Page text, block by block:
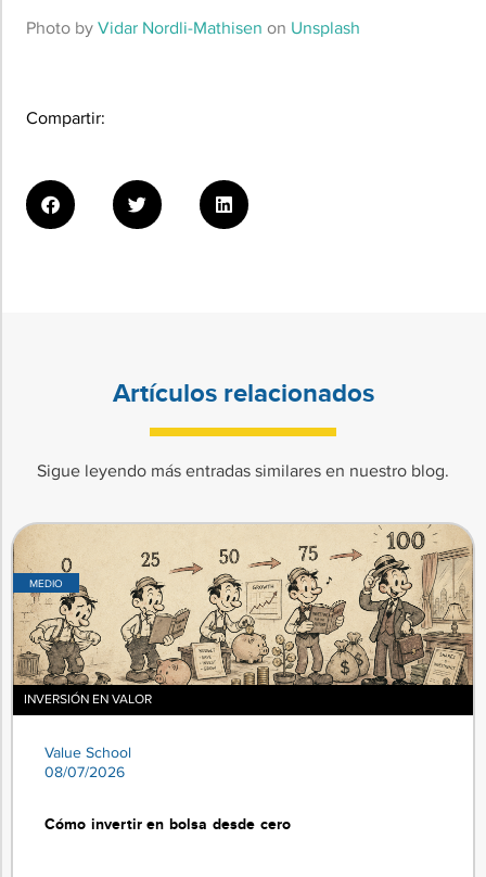
Photo byVidar Nordli-Mathisen on Unsplash
Compartir:
Artículos relacionados
Sigue leyendo más entradas similares en nuestro blog.
MEDIO
INVERSIÓN EN VALOR
Value School
08/07/2026
Cómo invertir en bolsa desde cero